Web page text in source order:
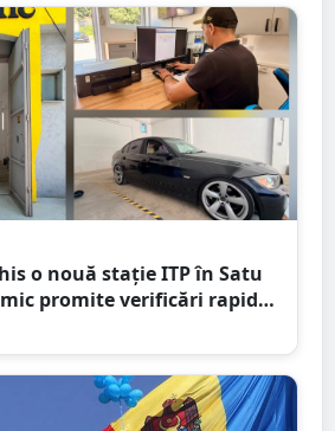
o nouă stație ITP în Satu
promite verificări rapide